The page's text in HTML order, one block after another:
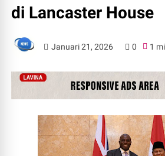
di Lancaster House
Januari 21, 2026 0 1